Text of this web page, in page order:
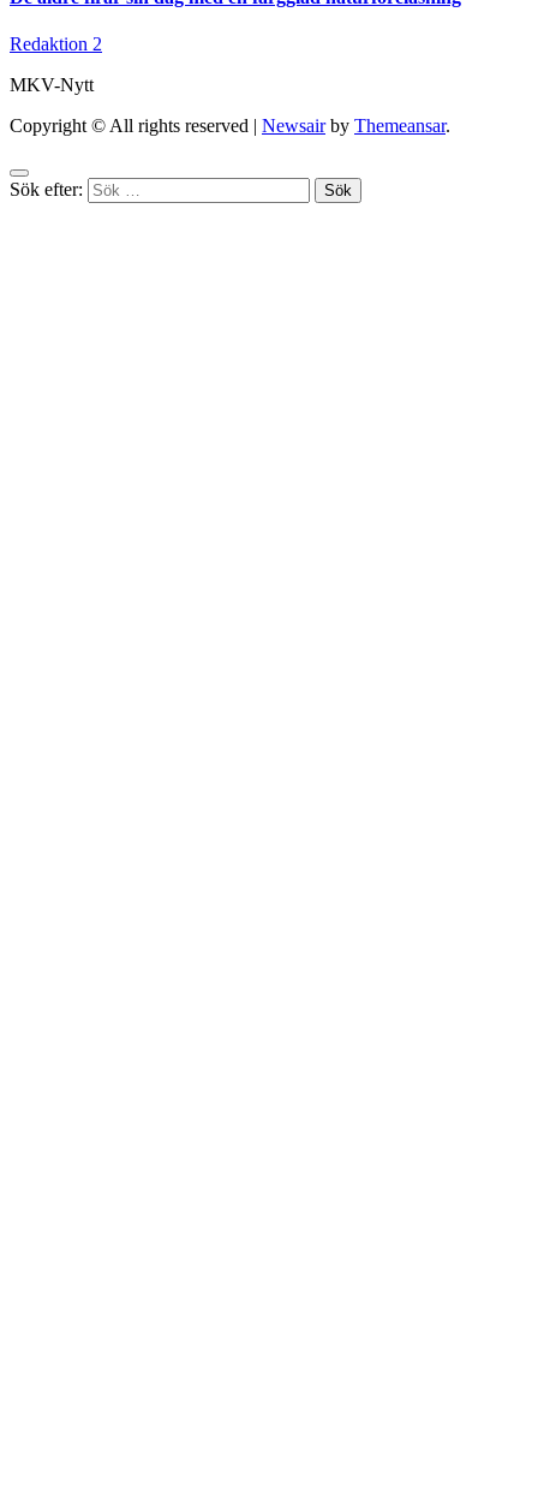
Redaktion 2
MKV-Nytt
Copyright © All rights reserved | Newsairby Themeansar.
Sök efter: